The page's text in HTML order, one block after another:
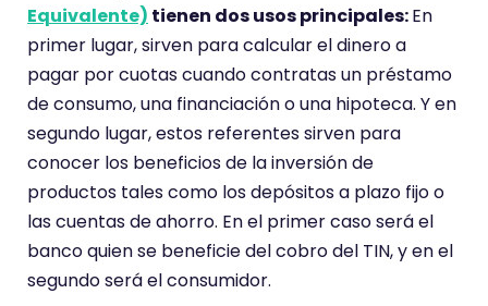
Equivalente) tienen dos usos principales:En
primer lugar, sirven para calcular el dinero a
pagar por cuotas cuando contratas un préstamo
de consumo, una financiación o una hipoteca. Y en
segundo lugar, estos referentes sirven para
conocer los beneficios de la inversión de
productos tales como los depósitos a plazo fijo o
las cuentas de ahorro. En el primer caso será el
banco quien se beneficie del cobro del TIN, y en el
segundo será el consumidor.